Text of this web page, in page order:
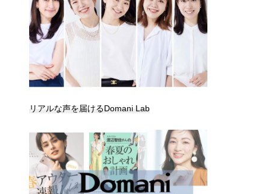
リアルな声を届けるDomani Lab